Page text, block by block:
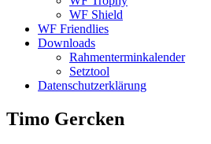
WF Shield
WF Friendlies
Downloads
Rahmenterminkalender
Setztool
Datenschutzerklärung
Timo Gercken